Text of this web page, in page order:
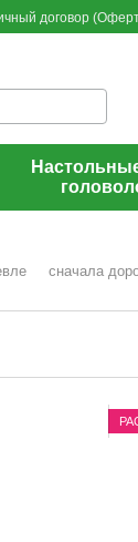
договор
сначала